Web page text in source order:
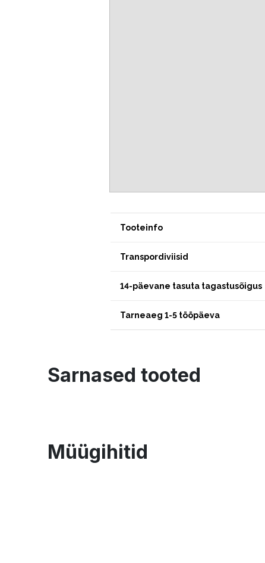
Tooteinfo
Transpordiviisid
14-päevane tasuta tagastusõigus
Tarneaeg 1-5 tööpäeva
Sarnased tooted
Müügihitid